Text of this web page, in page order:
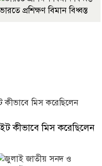
ভারতে প্রশিক্ষণ বিমান বিধ্বস্ত
কীভাবে মিস করেছিলেন